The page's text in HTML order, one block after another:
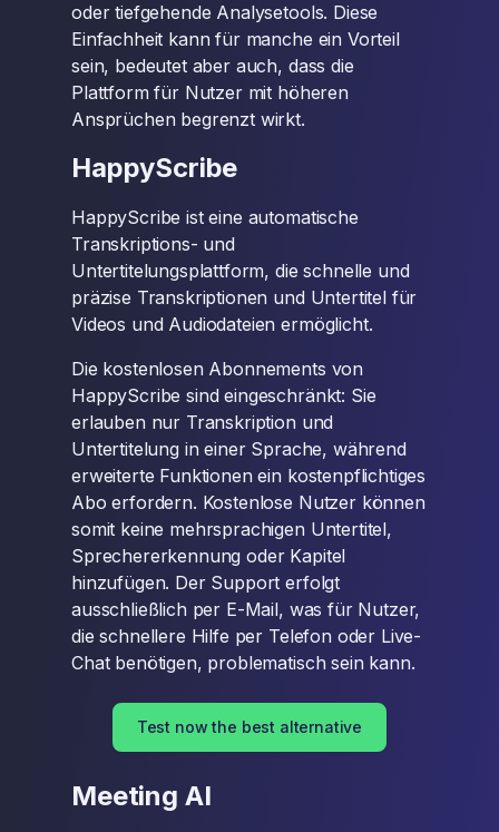
oder tiefgehende Analysetools. Diese
Einfachheit kann für manche ein Vorteil
sein, bedeutet aber auch, dass die
Plattform für Nutzer mit höheren
Ansprüchen begrenzt wirkt.
HappyScribe
HappyScribe ist eine automatische
Transkriptions- und
Untertitelungsplattform, die schnelle und
präzise Transkriptionen und Untertitel für
Videos und Audiodateien ermöglicht.
Die kostenlosen Abonnements von
HappyScribe sind eingeschränkt: Sie
erlauben nur Transkription und
Untertitelung in einer Sprache, während
erweiterte Funktionen ein kostenpflichtiges
Abo erfordern. Kostenlose Nutzer können
somit keine mehrsprachigen Untertitel,
Sprechererkennung oder Kapitel
hinzufügen. Der Support erfolgt
ausschließlich per E-Mail, was für Nutzer,
die schnellere Hilfe per Telefon oder Live-
Chat benötigen, problematisch sein kann.
Test now the best alternative
Meeting AI